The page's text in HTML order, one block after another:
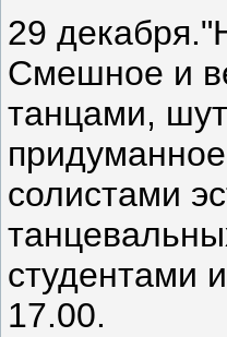
29
Смешное и
танцами,
солистами
студентами
17.00.